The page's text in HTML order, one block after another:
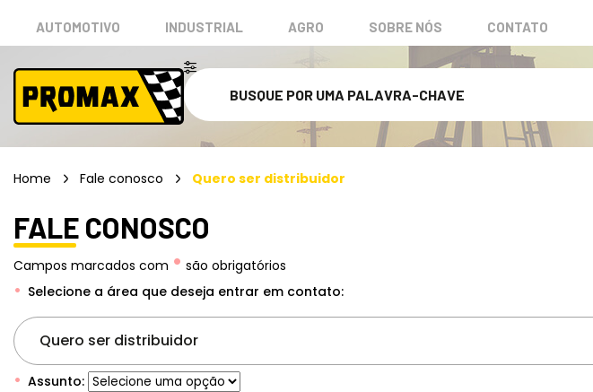
AUTOMOTIVO INDUSTRIAL AGRO SOBRE NÓS CONTATO
Home Fale conosco Quero ser distribuidor
FALE CONOSCO
Campos marcados com • são obrigatórios
Selecione a área que deseja entrar em contato:
Quero ser distribuidor
Assunto: